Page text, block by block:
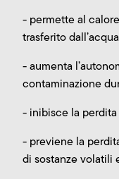
- permette al
trasferito
- aumenta
contaminazione
- inibisce la perdita
- previene la
di sostanze volatili